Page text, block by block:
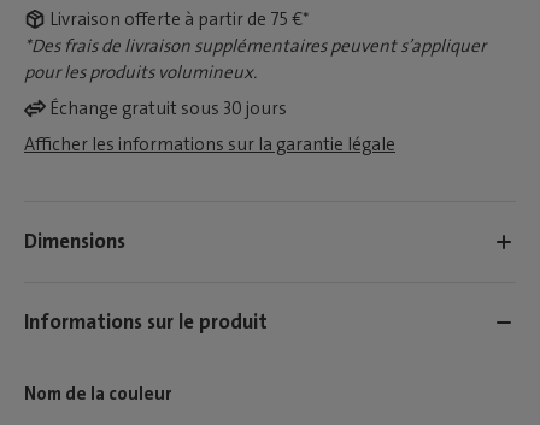
Livraison offerte à partir de 75 €*
*Des frais de livraison supplémentaires peuvent s’appliquer
pour les produits volumineux.
Échange gratuit sous 30 jours
Afficher les informations sur la garantie légale
Dimensions
Informations sur le produit
Nom de la couleur